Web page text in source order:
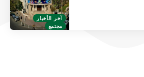
آخر الأخبار
مجتمع